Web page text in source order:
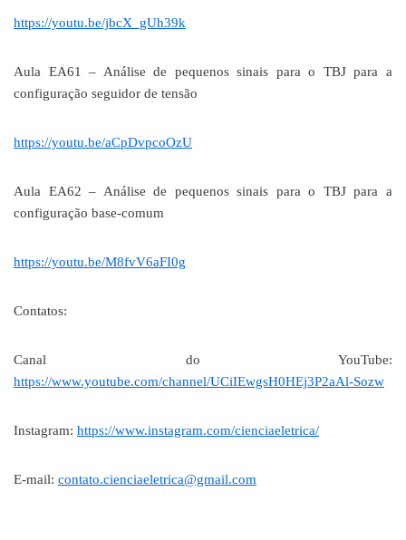
https://youtu.be/jbcX_gUh39k
Aula EA61 – Análise de pequenos sinais para o TBJ para a
configuração seguidor de tensão
https://youtu.be/aCpDvpcoOzU
Aula EA62 – Análise de pequenos sinais para o TBJ para a
configuração base-comum
https://youtu.be/M8fvV6aFI0g
Contatos:
Canal do YouTube:
https://www.youtube.com/channel/UCiIEwgsH0HEj3P2aAl-Sozw
Instagram: https://www.instagram.com/cienciaeletrica/
E-mail: contato.cienciaeletrica@gmail.com